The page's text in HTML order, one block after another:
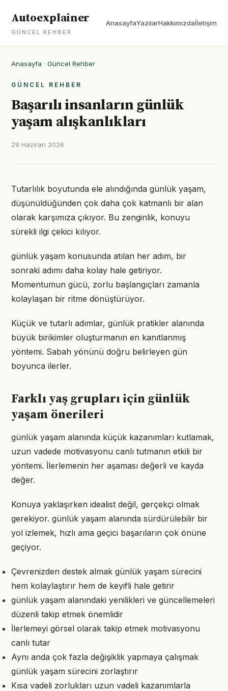
Autoexplainer
GÜNCEL REHBER
AnasayfaYazılarHakkımızdaİletişim
Anasayfa · Güncel Rehber
GÜNCEL REHBER
Başarılı insanların günlük
yaşam alışkanlıkları
29 Haziran 2026
Tutarlılık boyutunda ele alındığında günlük yaşam,
düşünüldüğünden çok daha çok katmanlı bir alan
olarak karşımıza çıkıyor. Bu zenginlik, konuyu
sürekli ilgi çekici kılıyor.
günlük yaşam konusunda atılan her adım, bir
sonraki adımı daha kolay hale getiriyor.
Momentumun gücü, zorlu başlangıçları zamanla
kolaylaşan bir ritme dönüştürüyor.
Küçük ve tutarlı adımlar, günlük pratikler alanında
büyük birikimler oluşturmanın en kanıtlanmış
yöntemi. Sabah yönünü doğru belirleyen gün
boyunca ilerler.
Farklı yaş grupları için günlük
yaşam önerileri
günlük yaşam alanında küçük kazanımları kutlamak,
uzun vadede motivasyonu canlı tutmanın etkili bir
yöntemi. İlerlemenin her aşaması değerli ve kayda
değer.
Konuya yaklaşırken idealist değil, gerçekçi olmak
gerekiyor. günlük yaşam alanında sürdürülebilir bir
yol izlemek, hızlı ama geçici başarıların çok önüne
geçiyor.
Çevrenizden destek almak günlük yaşam sürecini
hem kolaylaştırır hem de keyifli hale getirir
günlük yaşam alanındaki yenilikleri ve güncellemeleri
düzenli takip etmek önemlidir
İlerlemeyi görsel olarak takip etmek motivasyonu
canlı tutar
Aynı anda çok fazla değişiklik yapmaya çalışmak
günlük yaşam sürecini zorlaştırır
Kısa vadeli zorlukları uzun vadeli kazanımlarla